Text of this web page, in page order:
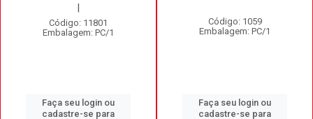
|
Código: 11801
Embalagem: PC/1
Faça seu login ou
cadastre-se para
Código: 1059
Embalagem: PC/1
Faça seu login ou
cadastre-se para